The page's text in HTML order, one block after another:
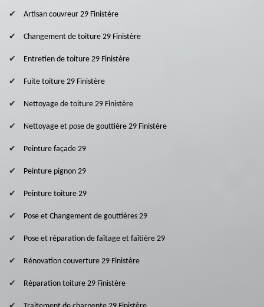
Artisan couvreur 29 Finistère
Changement de toiture 29 Finistère
Entretien de toiture 29 Finistère
Fuite toiture 29 Finistère
Nettoyage de toiture 29 Finistère
Nettoyage et pose de gouttière 29 Finistère
Peinture façade 29
Peinture pignon 29
Peinture toiture 29
Pose et Changement de gouttières 29
Pose et réparation de faîtage et faîtière 29
Rénovation couverture 29 Finistère
Réparation toiture 29 Finistère